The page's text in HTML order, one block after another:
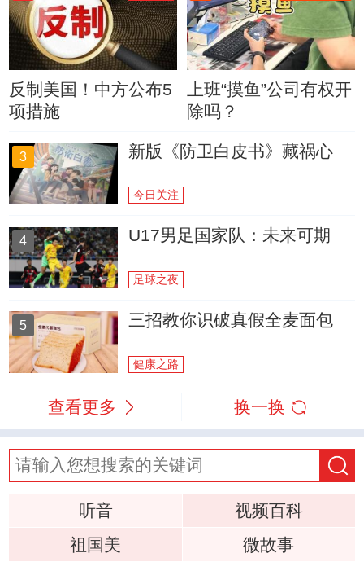
反制美国！中方公布5
项措施
上班“摸鱼”公司有权开
除吗？
3 新版《防卫白皮书》藏祸心
今日关注
4 U17男足国家队：未来可期
足球之夜
5 三招教你识破真假全麦面包
健康之路
查看更多 换一换
听音
视频百科
祖国美
微故事